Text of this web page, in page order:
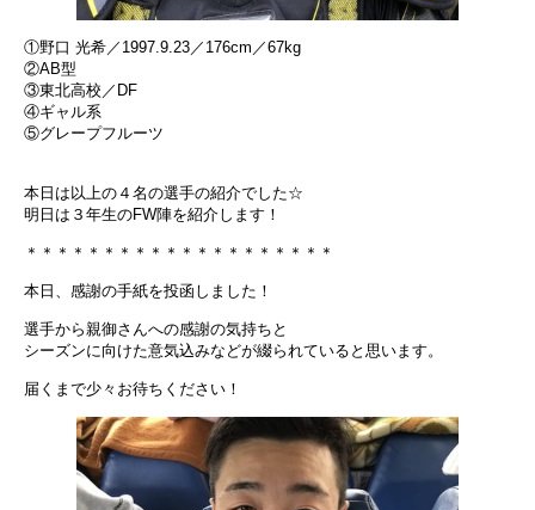
①野口 光希／1997.9.23／176cm／67kg
②AB型
③東北高校／DF
④ギャル系
⑤グレープフルーツ
本日は以上の４名の選手の紹介でした☆
明日は３年生のFW陣を紹介します！
＊＊＊＊＊＊＊＊＊＊＊＊＊＊＊＊＊＊＊＊
本日、感謝の手紙を投函しました！
選手から親御さんへの感謝の気持ちと
シーズンに向けた意気込みなどが綴られていると思います。
届くまで少々お待ちください！